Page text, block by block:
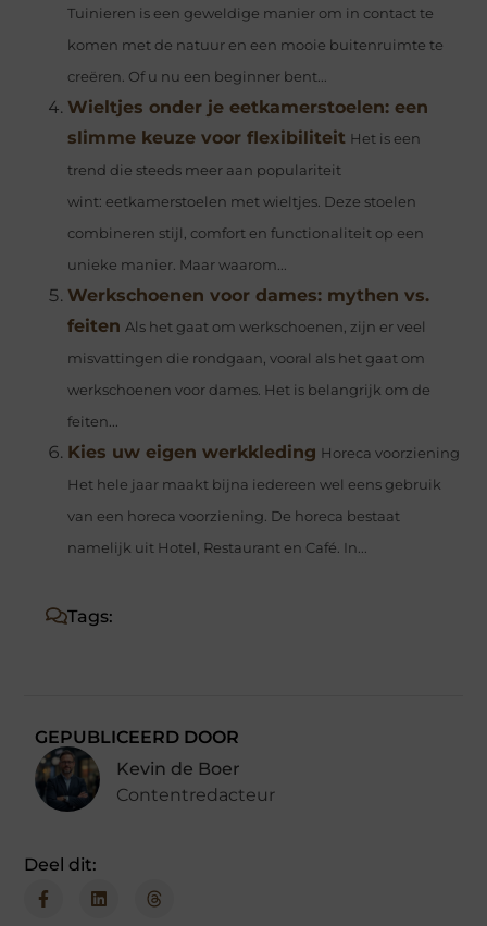
Tuinieren is een geweldige manier om in contact te
komen met de natuur en een mooie buitenruimte te
creëren. Of u nu een beginner bent...
Wieltjes onder je eetkamerstoelen: een
slimme keuze voor flexibiliteit Het is een
trend die steeds meer aan populariteit
wint: eetkamerstoelen met wieltjes. Deze stoelen
combineren stijl, comfort en functionaliteit op een
unieke manier. Maar waarom...
Werkschoenen voor dames: mythen vs.
feiten Als het gaat om werkschoenen, zijn er veel
misvattingen die rondgaan, vooral als het gaat om
werkschoenen voor dames. Het is belangrijk om de
feiten...
Kies uw eigen werkkleding Horeca voorziening
Het hele jaar maakt bijna iedereen wel eens gebruik
van een horeca voorziening. De horeca bestaat
namelijk uit Hotel, Restaurant en Café. In...
Tags:
GEPUBLICEERD DOOR
Kevin de Boer
Contentredacteur
Deel dit: